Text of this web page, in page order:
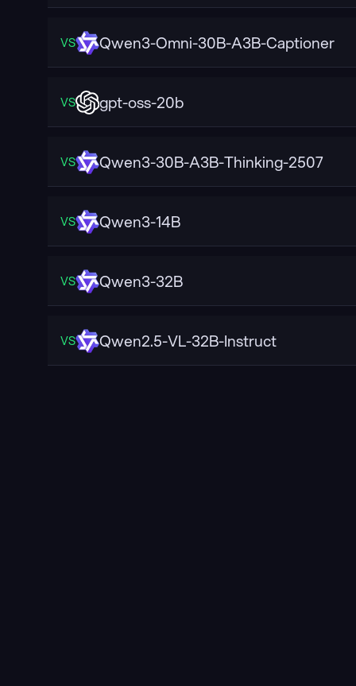
VS Qwen3-Omni-30B-A3B-Captioner
VS gpt-oss-20b
VS Qwen3-30B-A3B-Thinking-2507
VS Qwen3-14B
VS Qwen3-32B
VS Qwen2.5-VL-32B-Instruct